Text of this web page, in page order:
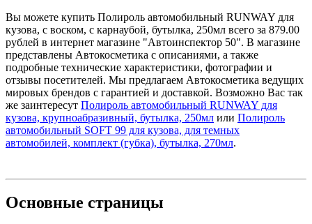
Вы можете купить Полироль автомобильный RUNWAY для
кузова, с воском, с карнаубой, бутылка, 250мл всего за 879.00
рублей в интернет магазине "Автоинспектор 50". В магазине
представлены Автокосметика с описаниями, а также
подробные технические характеристики, фотографии и
отзывы посетителей. Мы предлагаем Автокосметика ведущих
мировых брендов с гарантией и доставкой. Возможно Вас так
же заинтересут Полироль автомобильный RUNWAY для
кузова, крупноабразивный, бутылка, 250мл или Полироль
автомобильный SOFT 99 для кузова, для темных
автомобилей, комплект (губка), бутылка, 270мл.
Основные страницы